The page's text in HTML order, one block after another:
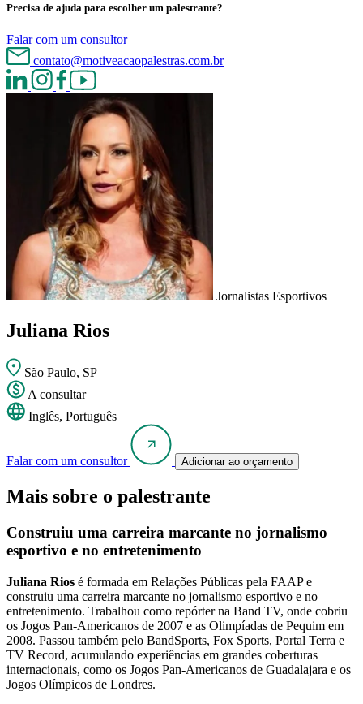
Precisa de ajuda para escolher um palestrante?
Falar com um consultor
contato@motiveacaopalestras.com.br
Jornalistas Esportivos
Juliana Rios
São Paulo, SP
A consultar
Inglês, Português
Falar com um consultor Adicionar ao orçamento
Mais sobre o palestrante
Construiu uma carreira marcante no jornalismo
esportivo e no entretenimento
Juliana Rios é formada em Relações Públicas pela FAAP e
construiu uma carreira marcante no jornalismo esportivo e no
entretenimento. Trabalhou como repórter na Band TV, onde cobriu
os Jogos Pan-Americanos de 2007 e as Olimpíadas de Pequim em
2008. Passou também pelo BandSports, Fox Sports, Portal Terra e
TV Record, acumulando experiências em grandes coberturas
internacionais, como os Jogos Pan-Americanos de Guadalajara e os
Jogos Olímpicos de Londres.